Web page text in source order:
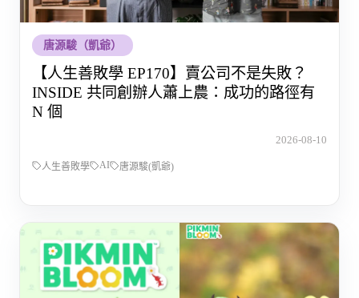
唐源駿（凱爺）
【人生善敗學 EP170】賣公司不是失敗？
INSIDE 共同創辦人蕭上農：成功的路徑有
N 個
2026-08-10
人生善敗學 AI 唐源駿(凱爺)